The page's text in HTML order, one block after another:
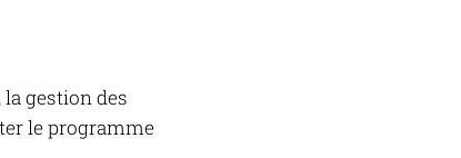
gestion des
le programme